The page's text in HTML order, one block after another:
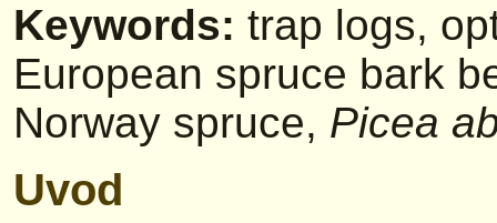
Keywords: trap logs,
European spruce bark
Norway spruce, Picea
Uvod